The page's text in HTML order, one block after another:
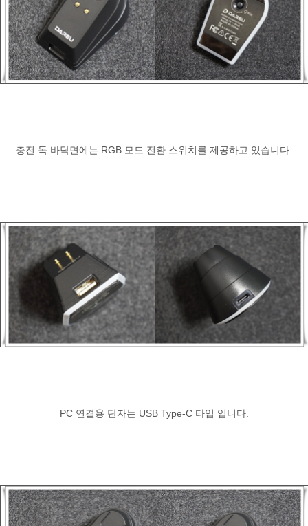
충전 독 바닥면에는 RGB 모드 전환 스위치를 제공하고 있습니다.
PC 연결용 단자는 USB Type-C 타입 입니다.